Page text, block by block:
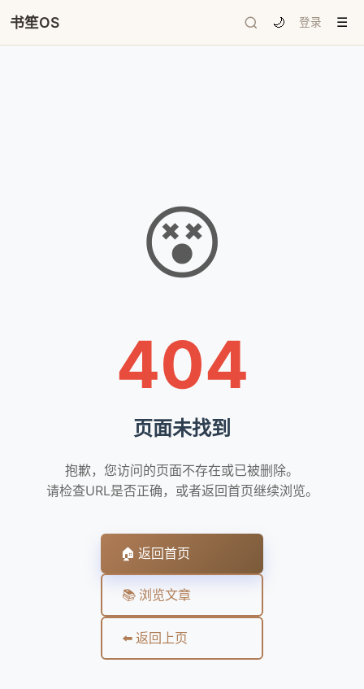
书笙OS 🌙 登录 ☰
😵
404
页面未找到
抱歉，您访问的页面不存在或已被删除。
请检查URL是否正确，或者返回首页继续浏览。
🏠 返回首页
📚 浏览文章
⬅️ 返回上页